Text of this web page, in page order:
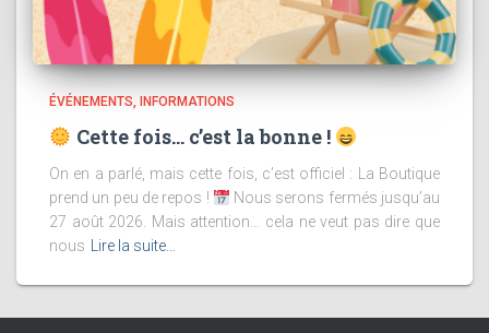
ÉVÉNEMENTS INFORMATIONS
Cette fois… c’est la bonne !
On en a parlé, mais cette fois, c’est officiel : La Boutique
prend un peu de repos !
Nous serons fermés jusqu’au
27 août 2026. Mais attention… cela ne veut pas dire que
nous
Lire la suite…